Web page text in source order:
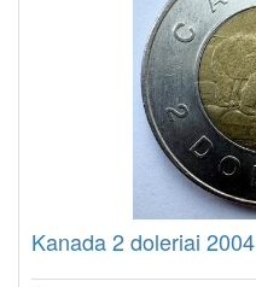
Kanada 2 doleriai 2004